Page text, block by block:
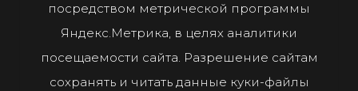
посредством метрической программы
Яндекс.Метрика, в целях аналитики
посещаемости сайта. Разрешение сайтам
сохранять и читать данные куки-файлы